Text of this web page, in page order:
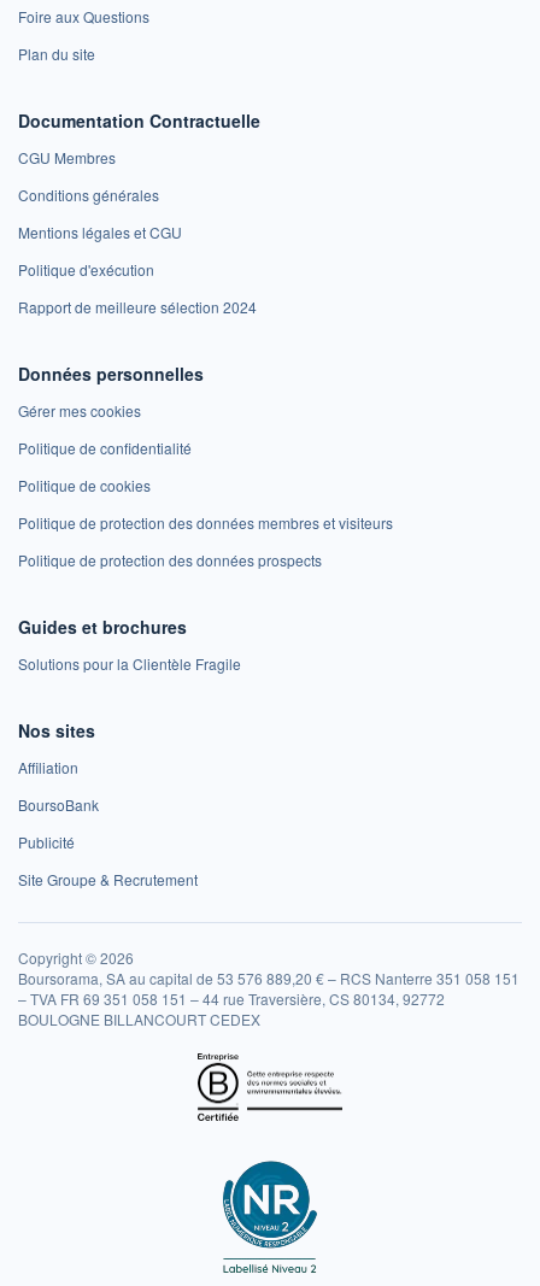
Foire aux Questions
Plan du site
Documentation Contractuelle
CGU Membres
Conditions générales
Mentions légales et CGU
Politique d'exécution
Rapport de meilleure sélection 2024
Données personnelles
Gérer mes cookies
Politique de confidentialité
Politique de cookies
Politique de protection des données membres et visiteurs
Politique de protection des données prospects
Guides et brochures
Solutions pour la Clientèle Fragile
Nos sites
Affiliation
BoursoBank
Publicité
Site Groupe & Recrutement
Copyright © 2026
Boursorama, SA au capital de 53 576 889,20 € – RCS Nanterre 351 058 151
– TVA FR 69 351 058 151 – 44 rue Traversière, CS 80134, 92772
BOULOGNE BILLANCOURT CEDEX